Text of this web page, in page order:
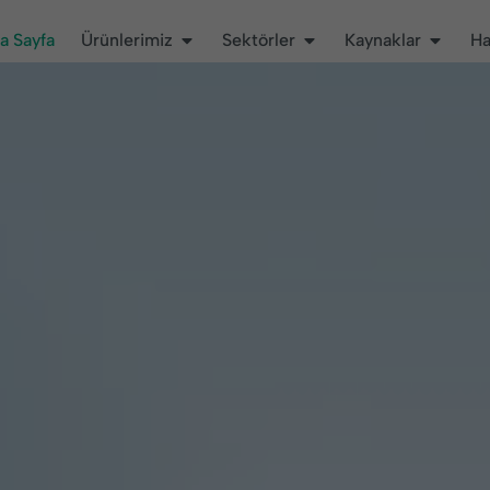
Sayfa Ürünlerimiz Sektörler Kaynaklar